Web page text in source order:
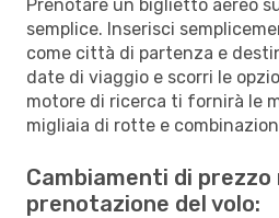
Prenotare un biglietto aereo
semplice. Inserisci
come città di partenza e
date di viaggio e scorri le
motore di ricerca ti fornirà le
migliaia di rotte e
Cambiamenti di prezzo
prenotazione del volo: